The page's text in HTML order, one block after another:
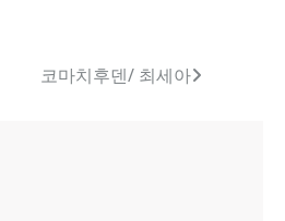
코마치후덴/ 최세아